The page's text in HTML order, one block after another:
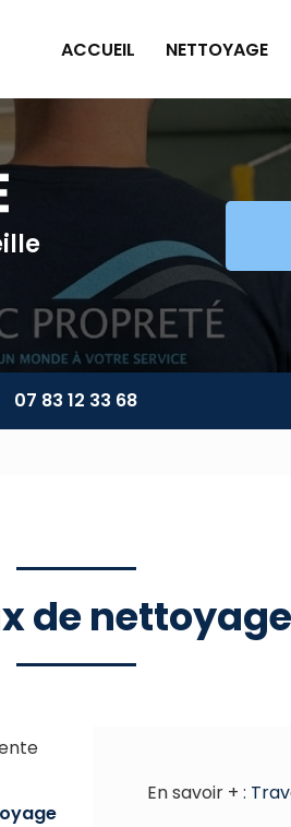
ACCUEIL
NETTOYAGE
07 83 12 33 68
de
En savoir + :